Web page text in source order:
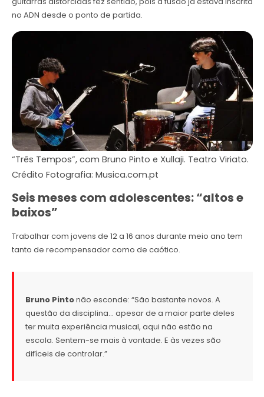
no ADN desde o ponto de partida.
“Três Tempos”, com Bruno Pinto e Xullaji. Teatro Viriato.
Crédito Fotografia: Musica.com.pt
Seis meses com adolescentes: “altos e
baixos”
Trabalhar com jovens de 12 a 16 anos durante meio ano tem
tanto de recompensador como de caótico.
Bruno Pintonão esconde: “São bastante novos. A
questão da disciplina… apesar de a maior parte deles
ter muita experiência musical, aqui não estão na
escola. Sentem-se mais à vontade. E às vezes são
difíceis de controlar.”